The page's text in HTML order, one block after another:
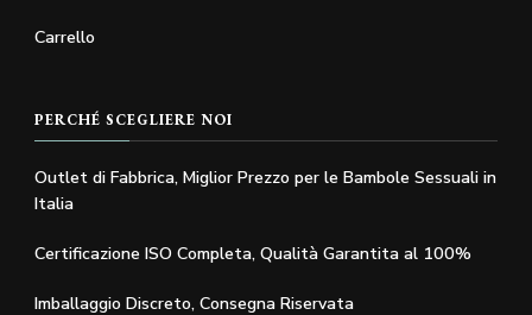
Carrello
PERCHÉ SCEGLIERE NOI
Outlet di Fabbrica, Miglior Prezzo per le Bambole Sessuali in
Italia
Certificazione ISO Completa, Qualità Garantita al 100%
Imballaggio Discreto, Consegna Riservata